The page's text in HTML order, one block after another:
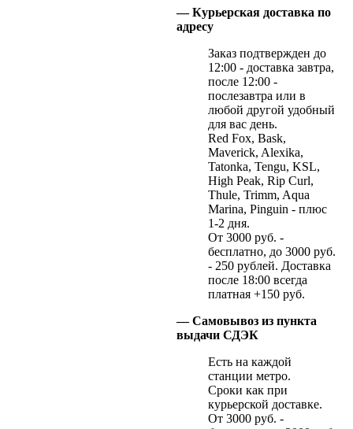
— Курьерская доставка по
адресу
Заказ подтвержден до
12:00 - доставка завтра,
после 12:00 -
послезавтра или в
любой другой удобный
для вас день.
Red Fox, Bask,
Maverick, Alexika,
Tatonka, Tengu, KSL,
High Peak, Rip Curl,
Thule, Trimm, Aqua
Marina, Pinguin - плюс
1-2 дня.
От 3000 руб. -
бесплатно, до 3000 руб.
- 250 рублей. Доставка
после 18:00 всегда
платная +150 руб.
— Самовывоз из пункта
выдачи СДЭК
Есть на каждой
станции метро.
Сроки как при
курьерской доставке.
От 3000 руб. -